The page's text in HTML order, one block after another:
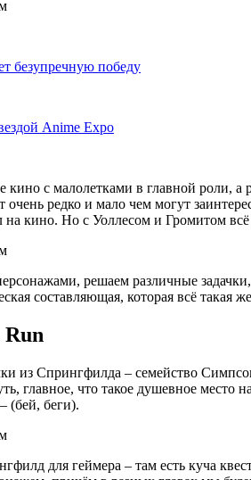
безупречную победу
Anime Expo
кино с малолетками в главной
очень редко и мало чем могут
на кино. Но с Уоллесом и Громитом
решаем различные
составляющая, которая всё такая
Run
из Спрингфилда – семейство
главное, что такое душевное
(бей, беги).
для геймера – там есть куча